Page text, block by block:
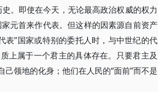
。即使在今天，无论最高政治权威的权力
元首来作代表。但这样的因素源自前资产
表”国家或特别的委托人时，与中世纪的代
上属于一个君主的具体存在。只要君主及
领地的化身；他们在人民的“面前”而不是